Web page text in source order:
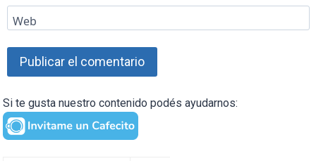
Web
Si te gusta nuestro contenido podés ayudarnos: